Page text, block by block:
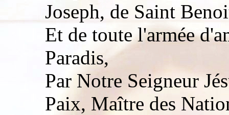
Joseph, de Saint
Et de toute l'armée
Paradis,
Par Notre Seigneur
Paix, Maître des